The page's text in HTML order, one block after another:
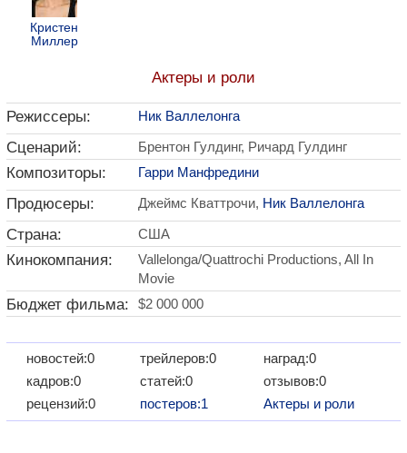
Кристен
Миллер
Актеры и роли
Режиссеры: Ник Валлелонга
Сценарий: Брентон Гулдинг, Ричард Гулдинг
Композиторы: Гарри Манфредини
Продюсеры: Джеймс Кваттрочи, Ник Валлелонга
Страна: США
Кинокомпания:
Vallelonga/Quattrochi Productions, All In
Movie
Бюджет фильма: $2 000 000
новостей:0
кадров:0
рецензий:0
трейлеров:0
статей:0
постеров:1
наград:0
отзывов:0
Актеры и роли